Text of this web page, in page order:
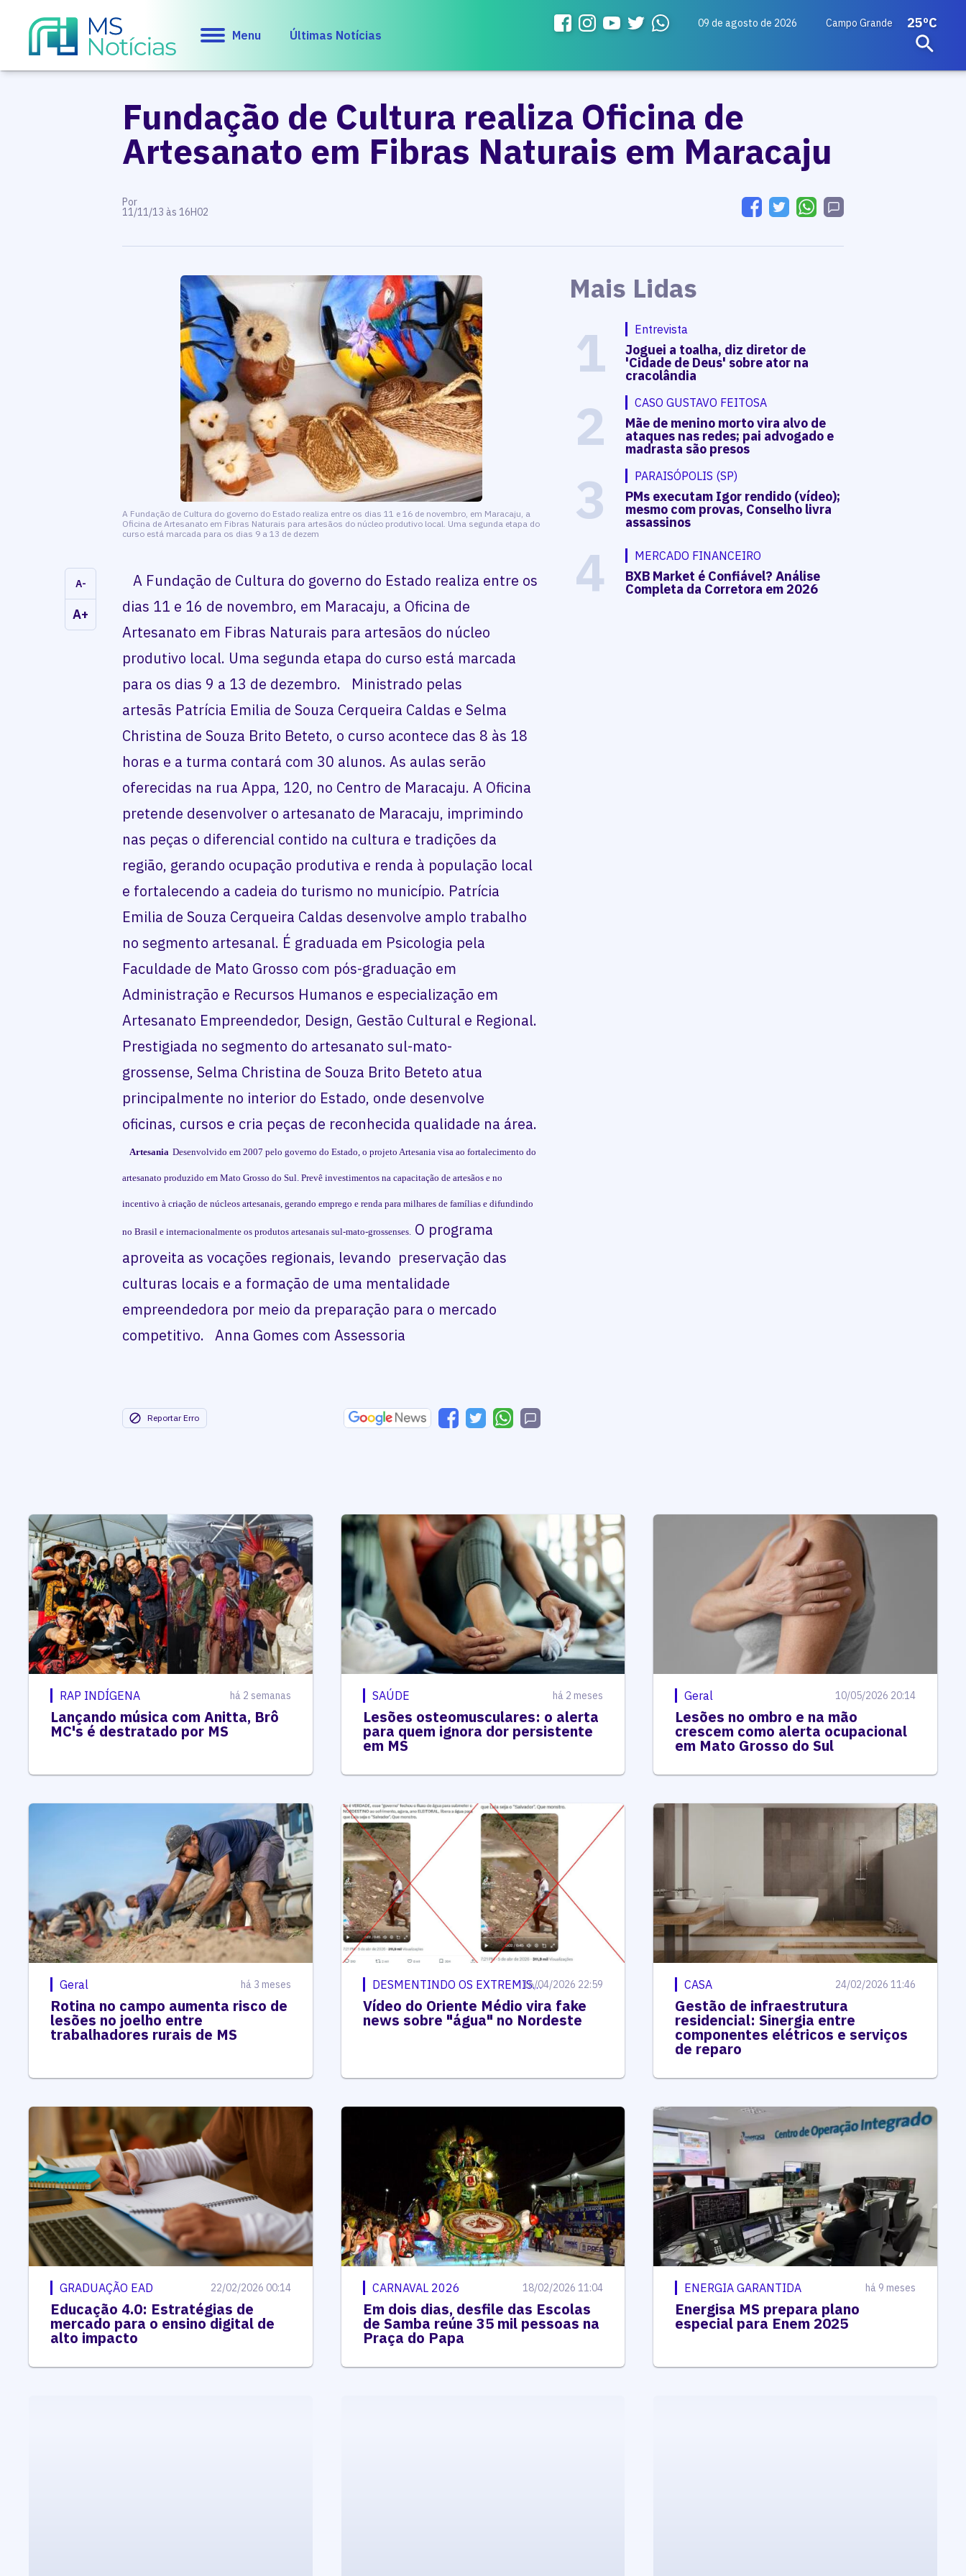
Menu Últimas Notícias
09 de agosto de 2026 Campo Grande 25ºC
Fundação de Cultura realiza Oficina de
Artesanato em Fibras Naturais em Maracaju
Por
11/11/13 às 16H02
A Fundação de Cultura do governo do Estado realiza entre os dias 11 e 16 de novembro, em Maracaju, a
Oficina de Artesanato em Fibras Naturais para artesãos do núcleo produtivo local. Uma segunda etapa do
curso está marcada para os dias 9 a 13 de dezem
A-
A+
A Fundação de Cultura do governo do Estado realiza entre os
dias 11 e 16 de novembro, em Maracaju, a Oficina de
Artesanato em Fibras Naturais para artesãos do núcleo
produtivo local. Uma segunda etapa do curso está marcada
para os dias 9 a 13 de dezembro. Ministrado pelas
artesãs Patrícia Emilia de Souza Cerqueira Caldas e Selma
Christina de Souza Brito Beteto, o curso acontece das 8 às 18
horas e a turma contará com 30 alunos. As aulas serão
oferecidas na rua Appa, 120, no Centro de Maracaju. A Oficina
pretende desenvolver o artesanato de Maracaju, imprimindo
nas peças o diferencial contido na cultura e tradições da
região, gerando ocupação produtiva e renda à população local
e fortalecendo a cadeia do turismo no município. Patrícia
Emilia de Souza Cerqueira Caldas desenvolve amplo trabalho
no segmento artesanal. É graduada em Psicologia pela
Faculdade de Mato Grosso com pós-graduação em
Administração e Recursos Humanos e especialização em
Artesanato Empreendedor, Design, Gestão Cultural e Regional.
Prestigiada no segmento do artesanato sul-mato-
grossense, Selma Christina de Souza Brito Beteto atua
principalmente no interior do Estado, onde desenvolve
oficinas, cursos e cria peças de reconhecida qualidade na área.
Artesania Desenvolvido em 2007 pelo governo do Estado, o projeto Artesania visa ao fortalecimento do
artesanato produzido em Mato Grosso do Sul. Prevê investimentos na capacitação de artesãos e no
incentivo à criação de núcleos artesanais, gerando emprego e renda para milhares de famílias e difundindo
no Brasil e internacionalmente os produtos artesanais sul-mato-grossenses. O programa
aproveita as vocações regionais, levando preservação das
culturas locais e a formação de uma mentalidade
empreendedora por meio da preparação para o mercado
competitivo. Anna Gomes com Assessoria
Reportar Erro
Mais Lidas
1 Entrevista
Joguei a toalha, diz diretor de
'Cidade de Deus' sobre ator na
cracolândia
2 CASO GUSTAVO FEITOSA
Mãe de menino morto vira alvo de
ataques nas redes; pai advogado e
madrasta são presos
3 PARAISÓPOLIS (SP)
PMs executam Igor rendido (vídeo);
mesmo com provas, Conselho livra
assassinos
4 MERCADO FINANCEIRO
BXB Market é Confiável? Análise
Completa da Corretora em 2026
RAP INDÍGENA há 2 semanas
Lançando música com Anitta, Brô
MC's é destratado por MS
SAÚDE há 2 meses
Lesões osteomusculares: o alerta
para quem ignora dor persistente
em MS
Geral 10/05/2026 20:14
Lesões no ombro e na mão
crescem como alerta ocupacional
em Mato Grosso do Sul
Geral há 3 meses
Rotina no campo aumenta risco de
lesões no joelho entre
trabalhadores rurais de MS
DESMENTINDO OS EXTREMISTAS
16/04/2026 22:59
Vídeo do Oriente Médio vira fake
news sobre "água" no Nordeste
CASA 24/02/2026 11:46
Gestão de infraestrutura
residencial: Sinergia entre
componentes elétricos e serviços
de reparo
GRADUAÇÃO EAD 22/02/2026 00:14
Educação 4.0: Estratégias de
mercado para o ensino digital de
alto impacto
CARNAVAL 2026 18/02/2026 11:04
Em dois dias, desfile das Escolas
de Samba reúne 35 mil pessoas na
Praça do Papa
ENERGIA GARANTIDA há 9 meses
Energisa MS prepara plano
especial para Enem 2025